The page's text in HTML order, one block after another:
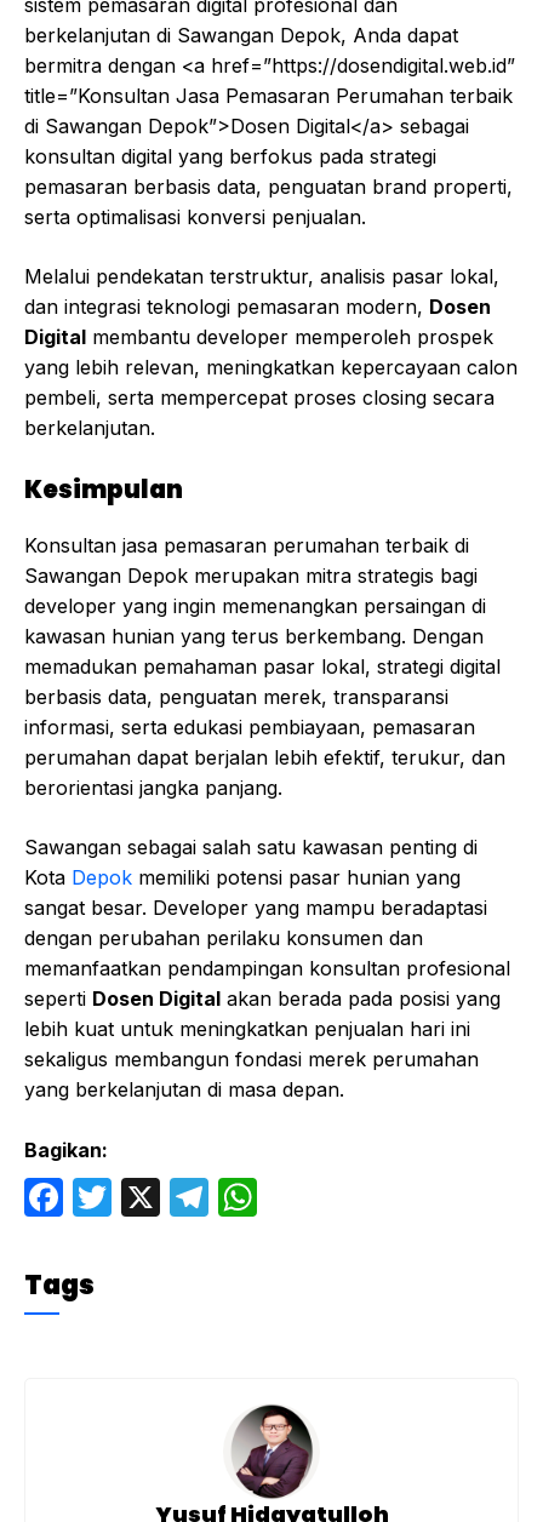
sistem pemasaran digital profesional dan
berkelanjutan di Sawangan Depok, Anda dapat
bermitra dengan <a href=”https://dosendigital.web.id”
title=”Konsultan Jasa Pemasaran Perumahan terbaik
di Sawangan Depok”>Dosen Digital</a> sebagai
konsultan digital yang berfokus pada strategi
pemasaran berbasis data, penguatan brand properti,
serta optimalisasi konversi penjualan.
Melalui pendekatan terstruktur, analisis pasar lokal,
dan integrasi teknologi pemasaran modern, Dosen
Digital membantu developer memperoleh prospek
yang lebih relevan, meningkatkan kepercayaan calon
pembeli, serta mempercepat proses closing secara
berkelanjutan.
Kesimpulan
Konsultan jasa pemasaran perumahan terbaik di
Sawangan Depok merupakan mitra strategis bagi
developer yang ingin memenangkan persaingan di
kawasan hunian yang terus berkembang. Dengan
memadukan pemahaman pasar lokal, strategi digital
berbasis data, penguatan merek, transparansi
informasi, serta edukasi pembiayaan, pemasaran
perumahan dapat berjalan lebih efektif, terukur, dan
berorientasi jangka panjang.
Sawangan sebagai salah satu kawasan penting di
Kota Depok memiliki potensi pasar hunian yang
sangat besar. Developer yang mampu beradaptasi
dengan perubahan perilaku konsumen dan
memanfaatkan pendampingan konsultan profesional
seperti Dosen Digital akan berada pada posisi yang
lebih kuat untuk meningkatkan penjualan hari ini
sekaligus membangun fondasi merek perumahan
yang berkelanjutan di masa depan.
Bagikan:
F
c
e
T
X
T
p
Tags
Yusuf Hidayatulloh